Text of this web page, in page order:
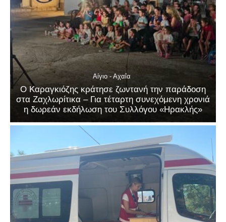
Αίγιο - Αχαΐα
Ο Καραγκιόζης κράτησε ζωντανή την παράδοση
στα Ζαχλωρίτικα – Για τέταρτη συνεχόμενη χρονιά
η δωρεάν εκδήλωση του Συλλόγου «Ηρακλής»